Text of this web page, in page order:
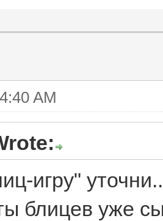
AM
игру"
блицев уже